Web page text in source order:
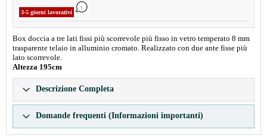
3-5 giorni lavorativi
Box doccia a tre lati fissi più scorrevole più fisso in vetro temperato 8 mm
trasparente telaio in alluminio cromato. Realizzato con due ante fisse più
lato scorrevole.
Altezza 195cm
Descrizione Completa
Domande frequenti (Informazioni importanti)